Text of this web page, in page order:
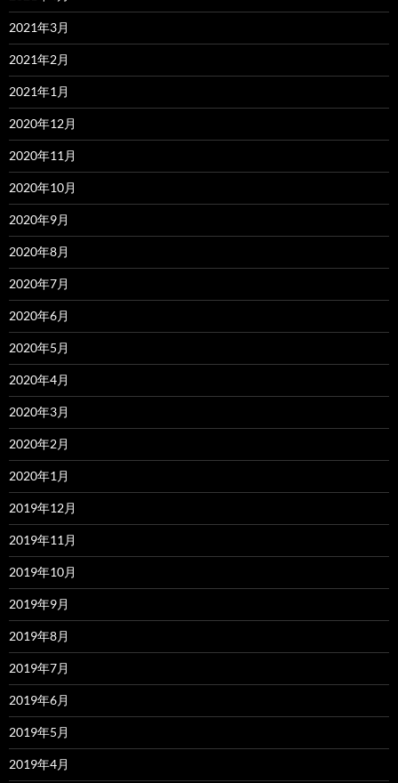
2021年3月
2021年2月
2021年1月
2020年12月
2020年11月
2020年10月
2020年9月
2020年8月
2020年7月
2020年6月
2020年5月
2020年4月
2020年3月
2020年2月
2020年1月
2019年12月
2019年11月
2019年10月
2019年9月
2019年8月
2019年7月
2019年6月
2019年5月
2019年4月